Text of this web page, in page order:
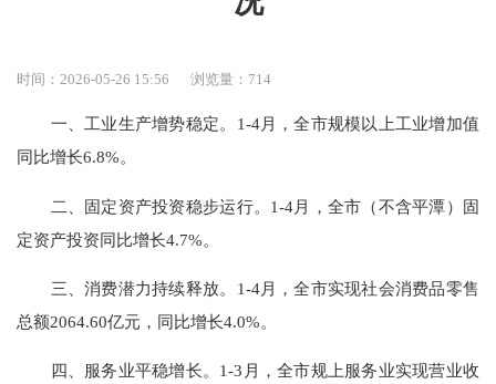
时间：2026-05-26 15:56 浏览量：714
一、工业生产增势稳定。 1-4月，全市规模以上工业增加值
同比增长6.8%。
二、固定资产投资稳步运行。 1-4月，全市（不含平潭）固
定资产投资同比增长4.7%。
三、消费潜力持续释放。 1-4月，全市实现社会消费品零售
总额2064.60亿元， 同比增长4.0%。
四、服务业平稳增长。 1-3月，全市规上服务业实现营业收